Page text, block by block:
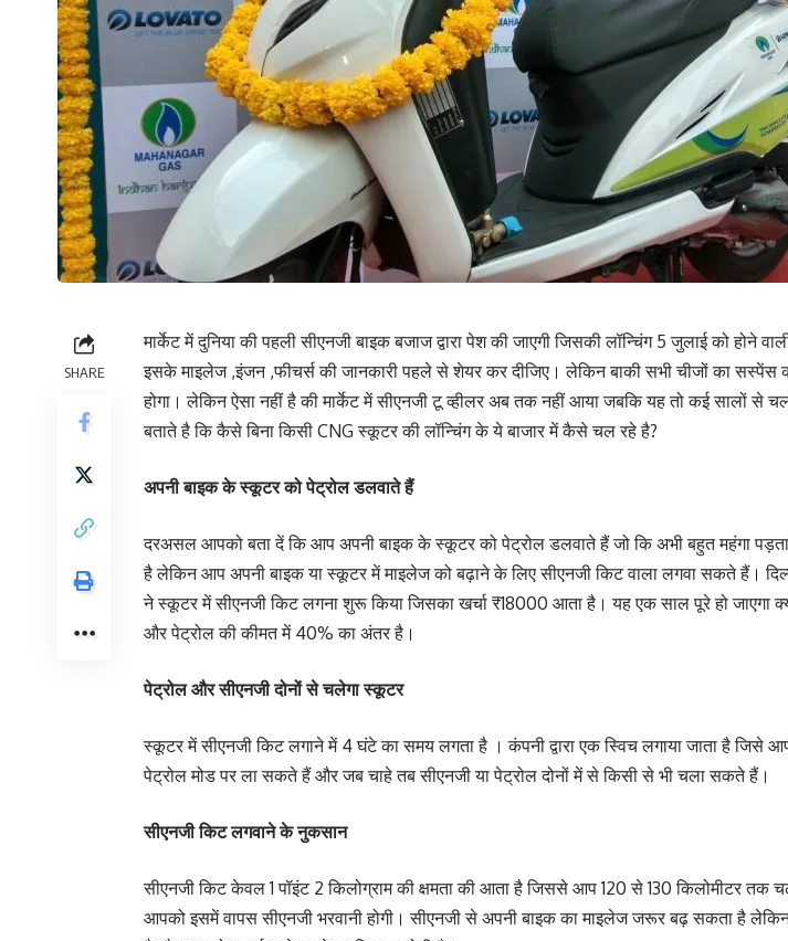
SHARE
मार्केट में दुनिया की पहली सीएनजी बाइक बजाज द्वारा पेश की जाएगी जिसकी लॉन्चिंग 5 जुलाई को होने
इसके माइलेज ,इंजन ,फीचर्स की जानकारी पहले से शेयर कर दीजिए। लेकिन बाकी सभी चीजों का सस्पेंस
होगा। लेकिन ऐसा नहीं है की मार्केट में सीएनजी टू व्हीलर अब तक नहीं आया जबकि यह तो कई सालों से
बताते है कि कैसे बिना किसी CNG स्कूटर की लॉन्चिंग के ये बाजार में कैसे चल रहे है?
अपनी बाइक के स्कूटर को पेट्रोल डलवाते हैं
दरअसल आपको बता दें कि आप अपनी बाइक के स्कूटर को पेट्रोल डलवाते हैं जो कि अभी बहुत महंगा
है लेकिन आप अपनी बाइक या स्कूटर में माइलेज को बढ़ाने के लिए सीएनजी किट वाला लगवा सकते हैं।
ने स्कूटर में सीएनजी किट लगना शुरू किया जिसका खर्चा ₹18000 आता है। यह एक साल पूरे हो जाएगा
और पेट्रोल की कीमत में 40% का अंतर है।
पेट्रोल और सीएनजी दोनों से चलेगा स्कूटर
स्कूटर में सीएनजी किट लगाने में 4 घंटे का समय लगता है । कंपनी द्वारा एक स्विच लगाया जाता है जिसे
पेट्रोल मोड पर ला सकते हैं और जब चाहे तब सीएनजी या पेट्रोल दोनों में से किसी से भी चला सकते हैं।
सीएनजी किट लगवाने के नुकसान
सीएनजी किट केवल 1 पॉइंट 2 किलोग्राम की क्षमता की आता है जिससे आप 120 से 130 किलोमीटर
आपको इसमें वापस सीएनजी भरवानी होगी। सीएनजी से अपनी बाइक का माइलेज जरूर बढ़ सकता है